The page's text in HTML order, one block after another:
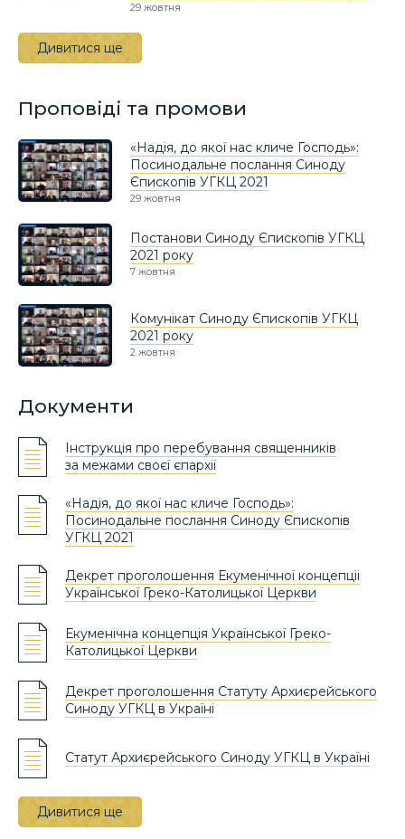
29 жовтня
Дивитися ще
Проповіді та промови
«Надія, до якої нас кличе Господь»:
Посинодальне послання Синоду
Єпископів УГКЦ 2021
29 жовтня
Постанови Синоду Єпископів УГКЦ
2021 року
7 жовтня
Комунікат Синоду Єпископів УГКЦ
2021 року
2 жовтня
Документи
Інструкція про перебування священників
за межами своєї єпархії
«Надія, до якої нас кличе Господь»:
Посинодальне послання Синоду Єпископів
УГКЦ 2021
Декрет проголошення Екуменічної концепціі
Української Греко-Католицької Церкви
Екуменічна концепція Української Греко-
Католицької Церкви
Декрет проголошення Статуту Архиєрейського
Синоду УГКЦ в Україні
Статут Архиєрейського Синоду УГКЦ в Україні
Дивитися ще